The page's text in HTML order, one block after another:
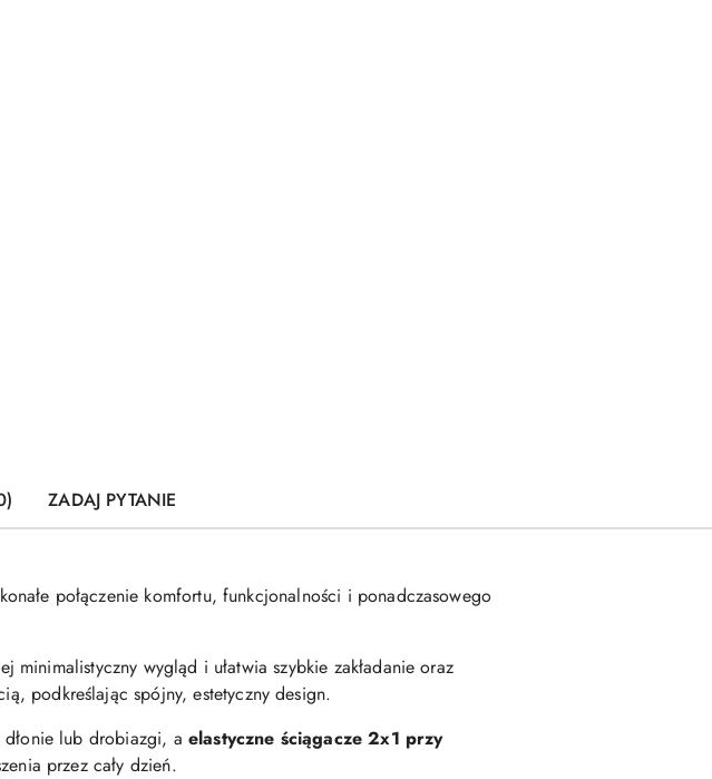
ZADAJ PYTANIE
połączenie komfortu, funkcjonalności i ponadczasowego
minimalistyczny wygląd i ułatwia szybkie zakładanie oraz
podkreślając spójny, estetyczny design.
lub drobiazgi, a elastyczne ściągacze 2x1 przy
przez cały dzień.